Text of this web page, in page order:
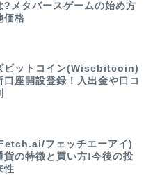
?メタバースゲームの始め方
価格
ビットコイン(Wisebitcoin)
口座開設登録！入出金や口コ
フェッチエーアイ)
貨の特徴と買い方!今後の投
性